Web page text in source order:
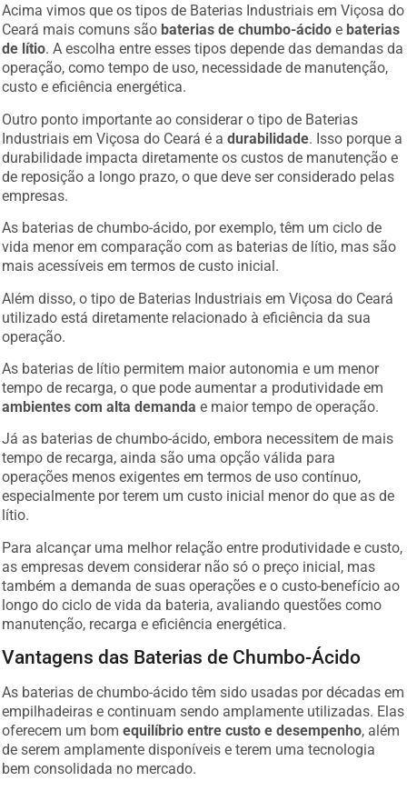
Acima vimos que os tipos de Baterias Industriais em Viçosa do
Ceará mais comuns são baterias de chumbo-ácido e baterias
de lítio. A escolha entre esses tipos depende das demandas da
operação, como tempo de uso, necessidade de manutenção,
custo e eficiência energética.
Outro ponto importante ao considerar o tipo de Baterias
Industriais em Viçosa do Ceará é adurabilidade. Isso porque a
durabilidade impacta diretamente os custos de manutenção e
de reposição a longo prazo, o que deve ser considerado pelas
empresas.
As baterias de chumbo-ácido, por exemplo, têm um ciclo de
vida menor em comparação com as baterias de lítio, mas são
mais acessíveis em termos de custo inicial.
Além disso, o tipo de Baterias Industriais em Viçosa do Ceará
utilizado está diretamente relacionado à eficiência da sua
operação.
As baterias de lítio permitem maior autonomia e um menor
tempo de recarga, o que pode aumentar a produtividade em
ambientes com alta demanda e maior tempo de operação.
Já as baterias de chumbo-ácido, embora necessitem de mais
tempo de recarga, ainda são uma opção válida para
operações menos exigentes em termos de uso contínuo,
especialmente por terem um custo inicial menor do que as de
lítio.
Para alcançar uma melhor relação entre produtividade e custo,
as empresas devem considerar não só o preço inicial, mas
também a demanda de suas operações e o custo-benefício ao
longo do ciclo de vida da bateria, avaliando questões como
manutenção, recarga e eficiência energética.
Vantagens das Baterias de Chumbo-Ácido
As baterias de chumbo-ácido têm sido usadas por décadas em
empilhadeiras e continuam sendo amplamente utilizadas. Elas
oferecem um bomequilíbrio entre custo e desempenho, além
de serem amplamente disponíveis e terem uma tecnologia
bem consolidada no mercado.